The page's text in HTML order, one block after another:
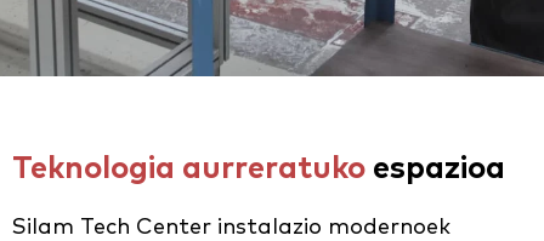
Teknologia aurreratuko espazioa
Silam Tech Center instalazio modernoek